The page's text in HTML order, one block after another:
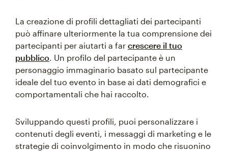
La creazione di profili dettagliati dei partecipanti
può affinare ulteriormente la tua comprensione dei
partecipanti per aiutarti a far crescere il tuo
pubblico. Un profilo del partecipante è un
personaggio immaginario basato sul partecipante
ideale del tuo evento in base ai dati demografici e
comportamentali che hai raccolto.
Sviluppando questi profili, puoi personalizzare i
contenuti degli eventi, i messaggi di marketing e le
strategie di coinvolgimento in modo che risuonino